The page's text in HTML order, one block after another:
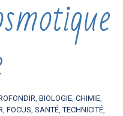
, BIOLOGIE, CHIMIE,
, FOCUS, SANTÉ,TECHNICITÉ,